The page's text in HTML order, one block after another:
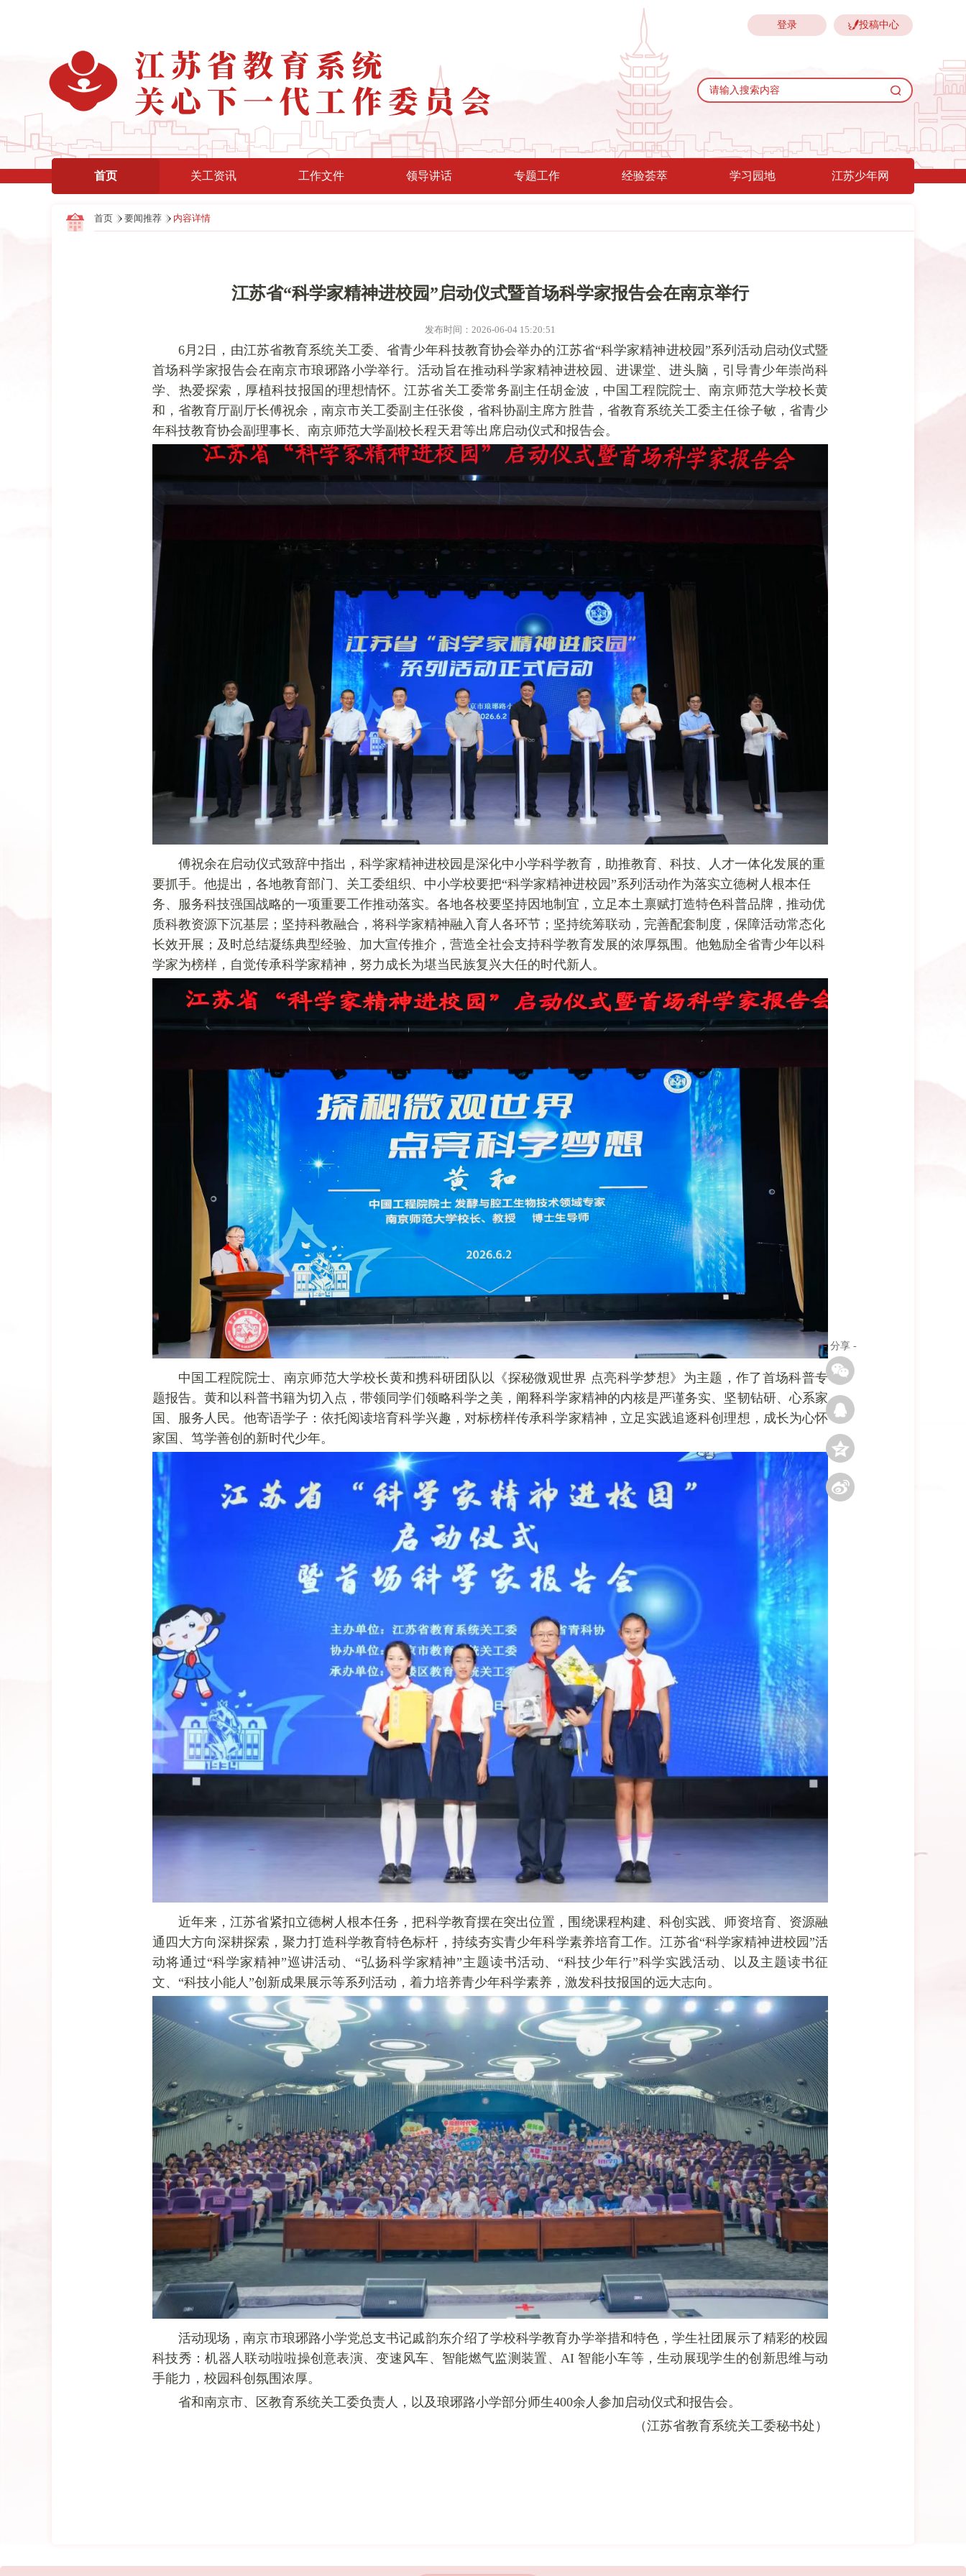
投稿中心
登录
首页 关工资讯 工作文件 领导讲话 专题工作 经验荟萃 学习园地 江苏少年网
首页 要闻推荐 内容详情
- 分享 -
江苏省“科学家精神进校园”启动仪式暨首场科学家报告会在南京举行
发布时间：2026-06-04 15:20:51
6月2日，由江苏省教育系统关工委、省青少年科技教育协会举办的江苏省“科学家精神进校园”系列活动启动仪式暨
首场科学家报告会在南京市琅琊路小学举行。活动旨在推动科学家精神进校园、进课堂、进头脑，引导青少年崇尚科
学、热爱探索，厚植科技报国的理想情怀。江苏省关工委常务副主任胡金波，中国工程院院士、南京师范大学校长黄
和，省教育厅副厅长傅祝余，南京市关工委副主任张俊，省科协副主席方胜昔，省教育系统关工委主任徐子敏，省青少
年科技教育协会副理事长、南京师范大学副校长程天君等出席启动仪式和报告会。
傅祝余在启动仪式致辞中指出，科学家精神进校园是深化中小学科学教育，助推教育、科技、人才一体化发展的重
要抓手。他提出，各地教育部门、关工委组织、中小学校要把“科学家精神进校园”系列活动作为落实立德树人根本任
务、服务科技强国战略的一项重要工作推动落实。各地各校要坚持因地制宜，立足本土禀赋打造特色科普品牌，推动优
质科教资源下沉基层；坚持科教融合，将科学家精神融入育人各环节；坚持统筹联动，完善配套制度，保障活动常态化
长效开展；及时总结凝练典型经验、加大宣传推介，营造全社会支持科学教育发展的浓厚氛围。他勉励全省青少年以科
学家为榜样，自觉传承科学家精神，努力成长为堪当民族复兴大任的时代新人。
中国工程院院士、南京师范大学校长黄和携科研团队以《探秘微观世界 点亮科学梦想》为主题，作了首场科普专
题报告。黄和以科普书籍为切入点，带领同学们领略科学之美，阐释科学家精神的内核是严谨务实、坚韧钻研、心系家
国、服务人民。他寄语学子：依托阅读培育科学兴趣，对标榜样传承科学家精神，立足实践追逐科创理想，成长为心怀
家国、笃学善创的新时代少年。
近年来，江苏省紧扣立德树人根本任务，把科学教育摆在突出位置，围绕课程构建、科创实践、师资培育、资源融
通四大方向深耕探索，聚力打造科学教育特色标杆，持续夯实青少年科学素养培育工作。江苏省“科学家精神进校园”活
动将通过“科学家精神”巡讲活动、“弘扬科学家精神”主题读书活动、“科技少年行”科学实践活动、以及主题读书征
文、“科技小能人”创新成果展示等系列活动，着力培养青少年科学素养，激发科技报国的远大志向。
活动现场，南京市琅琊路小学党总支书记戚韵东介绍了学校科学教育办学举措和特色，学生社团展示了精彩的校园
科技秀：机器人联动啦啦操创意表演、变速风车、智能燃气监测装置、AI 智能小车等，生动展现学生的创新思维与动
手能力，校园科创氛围浓厚。
省和南京市、区教育系统关工委负责人，以及琅琊路小学部分师生400余人参加启动仪式和报告会。
（江苏省教育系统关工委秘书处）